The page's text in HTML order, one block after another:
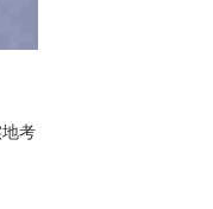
考